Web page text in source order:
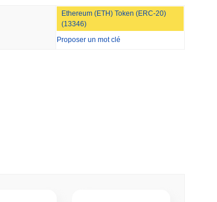
que le géant de la logistique AZ-
yen
de fonds en dollars en pouvoir
Ethereum (ETH) Token (ERC-20)
(13346)
Proposer un mot clé